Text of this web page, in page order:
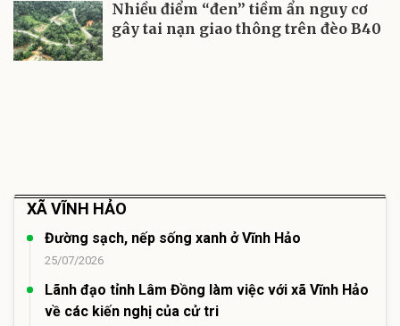
Nhiều điểm “đen” tiềm ẩn nguy cơ
gây tai nạn giao thông trên đèo B40
XÃ VĨNH HẢO
Đường sạch, nếp sống xanh ở Vĩnh Hảo
25/07/2026
Lãnh đạo tỉnh Lâm Đồng làm việc với xã Vĩnh Hảo
về các kiến nghị của cử tri